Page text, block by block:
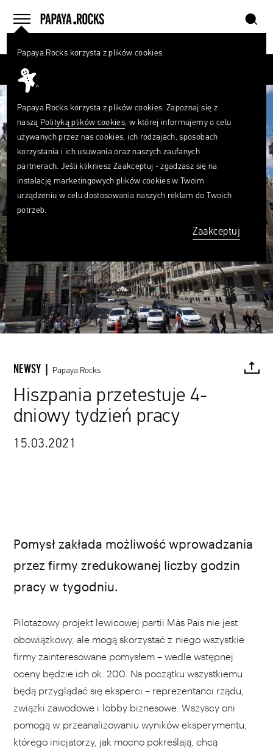
menu
home szukaj
NEWSY | Papaya.Rocks
Hiszpania przetestuje 4-
dniowy tydzień pracy
15.03.2021
Madryt (źródło: Pexels)
Pomysł zakłada możliwość wprowadzania
przez firmy zredukowanej liczby godzin
pracy w tygodniu.
Pilotażowy projekt lewicowej partii Más País nie jest
obowiązkowy, ale mogą skorzystać z niego wszystkie
firmy zainteresowane pomysłem – wedle wstępnej
oceny będzie ich ok. 200. Na początku wszystkiemu
będą przyglądać się eksperci – reprezentanci rządu,
związki zawodowe i lobby biznesowe. Wszyscy oni
pomogą w przeanalizowaniu wyników eksperymentu,
którego inicjatorzy, jak mocno pokreślają, chcą
Papaya.Rocks korzysta z plików cookies.
Papaya.Rocks korzysta z plików cookies. Zapoznaj się z
naszą Polityką plików cookies, w której informujemy o celu
używanych przez nas cookies, ich rodzajach, sposobach
korzystania i ich usuwania oraz naszych zaufanych
partnerach. Jeśli klikniesz Zaakceptuj - zgadzasz się na
instalację marketingowych plików cookies w Twoim
urządzeniu w celu dostosowania naszych reklam do Twoich
potrzeb.
Zaakceptuj
Czego
szukasz?